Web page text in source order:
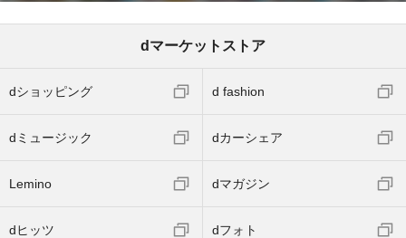
dマーケットストア
dショッピング d fashion
dミュージック dカーシェア
Lemino dマガジン
dヒッツ dフォト